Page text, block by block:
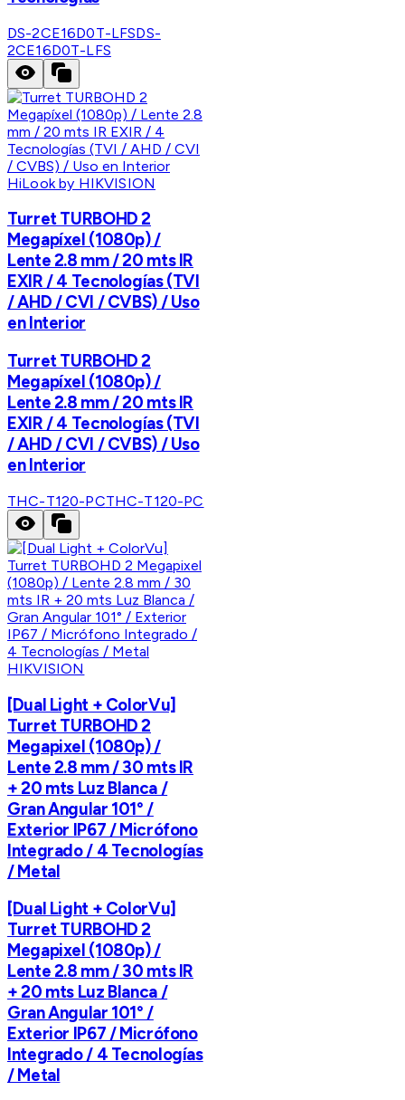
DS-2CE16D0T-LFSDS-
2CE16D0T-LFS
HiLook by HIKVISION
Turret TURBOHD 2
Megapíxel (1080p) /
Lente 2.8 mm / 20 mts IR
EXIR / 4 Tecnologías (TVI
/ AHD / CVI / CVBS) / Uso
en Interior
Turret TURBOHD 2
Megapíxel (1080p) /
Lente 2.8 mm / 20 mts IR
EXIR / 4 Tecnologías (TVI
/ AHD / CVI / CVBS) / Uso
en Interior
THC-T120-PCTHC-T120-PC
HIKVISION
[Dual Light + ColorVu]
Turret TURBOHD 2
Megapixel (1080p) /
Lente 2.8 mm / 30 mts IR
+ 20 mts Luz Blanca /
Gran Angular 101° /
Exterior IP67 / Micrófono
Integrado / 4 Tecnologías
/ Metal
[Dual Light + ColorVu]
Turret TURBOHD 2
Megapixel (1080p) /
Lente 2.8 mm / 30 mts IR
+ 20 mts Luz Blanca /
Gran Angular 101° /
Exterior IP67 / Micrófono
Integrado / 4 Tecnologías
/ Metal